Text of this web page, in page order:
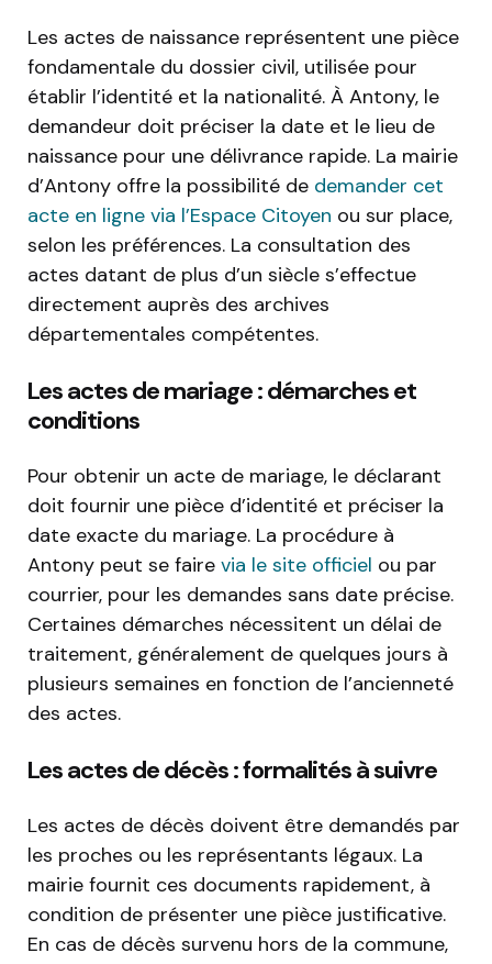
Les actes de naissance représentent une pièce
fondamentale du dossier civil, utilisée pour
établir l’identité et la nationalité. À Antony, le
demandeur doit préciser la date et le lieu de
naissance pour une délivrance rapide. La mairie
d’Antony offre la possibilité de demander cet
acte en ligne via l’Espace Citoyen ou sur place,
selon les préférences. La consultation des
actes datant de plus d’un siècle s’effectue
directement auprès des archives
départementales compétentes.
Les actes de mariage : démarches et
conditions
Pour obtenir un acte de mariage, le déclarant
doit fournir une pièce d’identité et préciser la
date exacte du mariage. La procédure à
Antony peut se faire via le site officiel ou par
courrier, pour les demandes sans date précise.
Certaines démarches nécessitent un délai de
traitement, généralement de quelques jours à
plusieurs semaines en fonction de l’ancienneté
des actes.
Les actes de décès : formalités à suivre
Les actes de décès doivent être demandés par
les proches ou les représentants légaux. La
mairie fournit ces documents rapidement, à
condition de présenter une pièce justificative.
En cas de décès survenu hors de la commune,